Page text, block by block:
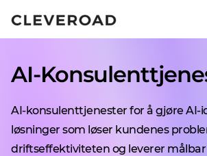
raskere.
Utforsk AI-assistert
AI-
AI-konsulenttjenester for å gjøre AI-
løsninger som løser kundenes
driftseffektiviteten og leverer